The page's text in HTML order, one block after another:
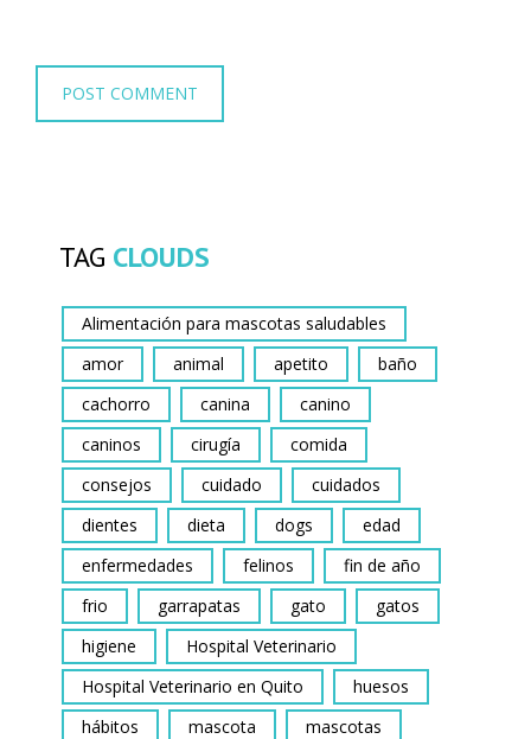
TAG CLOUDS
Alimentación para mascotas saludables
amor
animal apetito
baño
cachorro
canina
canino
caninos
cirugía
comida
consejos
cuidado
cuidados
dientes
dieta dogs
edad
enfermedades
felinos
fin de año
frio
garrapatas gato
gatos
higiene
Hospital Veterinario
Hospital Veterinario en Quito
huesos
hábitos
mascota
mascotas